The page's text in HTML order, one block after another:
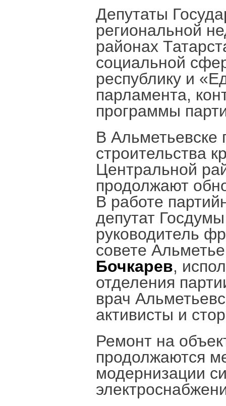
Депутаты
региональной
районах
социальной
республику и
парламента,
программы
В Альметьевске
строительства
Центральной
продолжают
В работе
депутат
руководитель
совете
Бочкарев,
отделения
врач
активисты и
Ремонт на
продолжаются
модернизации